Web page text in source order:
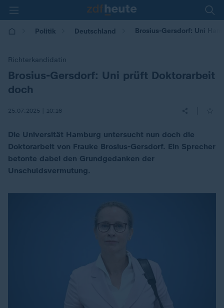
Politik Deutschland Brosius-Gersdorf: Uni
Richterkandidatin
:Brosius-Gersdorf: Uni prüft Doktorarbeit
doch
25.07.2025 | 10:16
Die Universität Hamburg untersucht nun doch die
Doktorarbeit von Frauke Brosius-Gersdorf. Ein Sprecher
betonte dabei den Grundgedanken der
Unschuldsvermutung.